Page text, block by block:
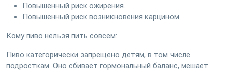
Повышенный риск ожирения.
Повышенный риск возникновения карцином.
Кому пиво нельзя пить совсем:
Пиво категорически запрещено детям, в том числе
подросткам. Оно сбивает гормональный баланс, мешает